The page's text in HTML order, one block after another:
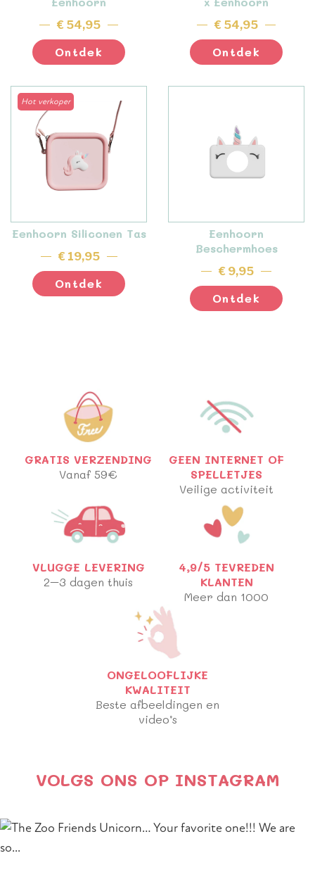
€ 54,95
Ontdek
€ 54,95
Ontdek
Hot verkoper
Eenhoorn Siliconen Tas
€ 19,95
Ontdek
Eenhoorn
Beschermhoes
€ 9,95
Ontdek
GRATIS VERZENDING
Vanaf 59€
GEEN INTERNET OF
SPELLETJES
Veilige activiteit
VLUGGE LEVERING
2–3 dagen thuis
4,9/5 TEVREDEN
KLANTEN
Meer dan 1000
ONGELOOFLIJKE
KWALITEIT
Beste afbeeldingen en
video’s
VOLGS ONS OP INSTAGRAM
Section heading
Section description